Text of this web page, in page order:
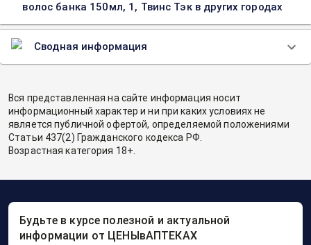
волос банка 150мл, 1, Твинс Тэк в других городах
Сводная информация
Вся представленная на сайте информация носит
информационный характер и ни при каких условиях не
является публичной офертой, определяемой положениями
Статьи 437(2) Гражданского кодекса РФ.
Возрастная категория 18+.
Будьте в курсе полезной и актуальной
информации от ЦЕНЫвАПТЕКАХ